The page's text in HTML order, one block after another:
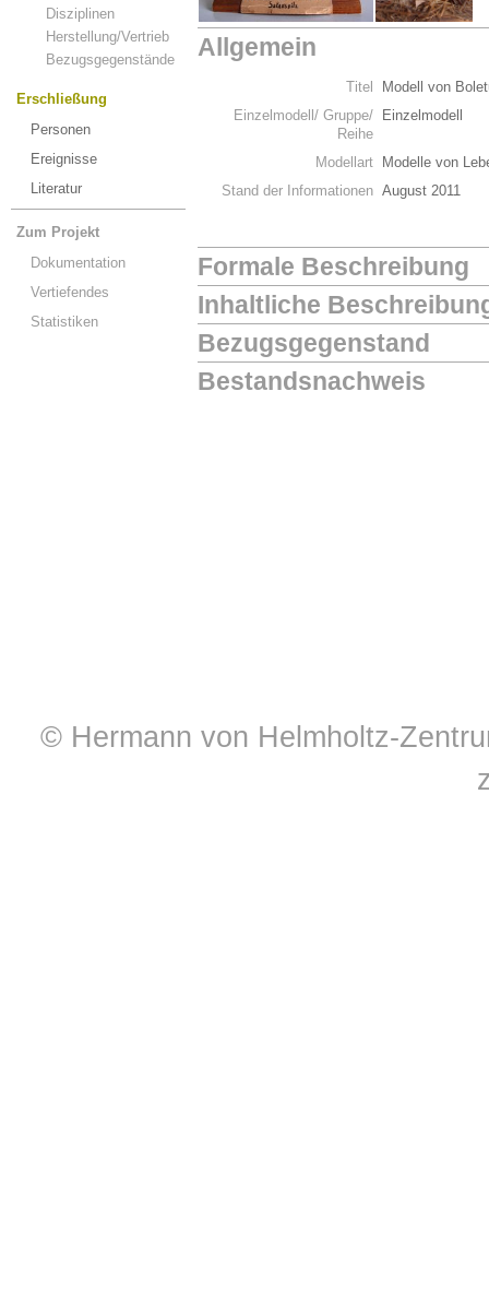
Disziplinen
Herstellung/Vertrieb
Bezugsgegenstände
Erschließung
Personen
Ereignisse
Literatur
Zum Projekt
Dokumentation
Vertiefendes
Statistiken
Allgemein
Titel
Modell von
Einzelmodell/ Gruppe/
Reihe
Einzelmodell
Modellart
Modelle von
Stand der Informationen August 2011
Formale Beschreibung
Inhaltliche
Bezugsgegenstand
Bestandsnachweis
© Hermann von Helmholtz-